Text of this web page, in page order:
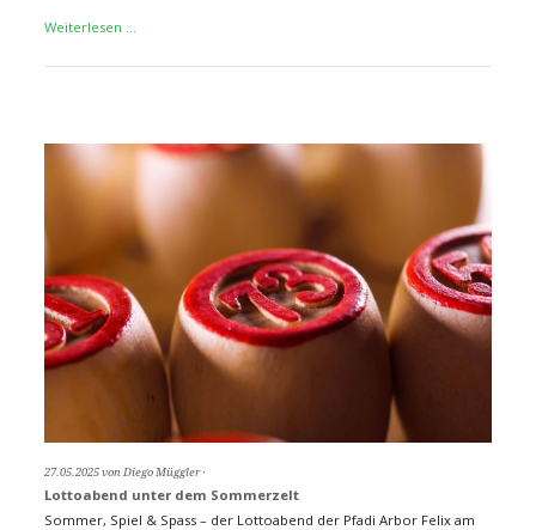
Weiterlesen …
2025
27.05.2025von Diego Müggler
Lottoabend unter dem Sommerzelt
Sommer, Spiel & Spass – der Lottoabend der Pfadi Arbor Felix am